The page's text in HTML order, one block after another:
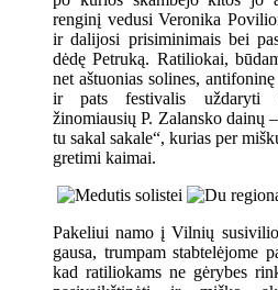
renginį vedusi Veronika
ir dalijosi prisiminimais bei
dėdę Petruką. Ratiliokai,
net aštuonias solines,
ir pats festivalis uždaryti
žinomiausių P. Zalansko dainų
tu sakal sakale“, kurias per
gretimi kaimai.
Pakeliui namo į Vilnių
gausa, trumpam stabtelėjome
kad ratiliokams ne gėrybes